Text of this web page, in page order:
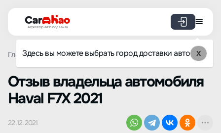
Агрегатор авто под заказ
Здесь вы можете выбрать город доставки авто X
Главная Отзывы Haval F7X Просмотр отзыва
Oтзыв владельца автомобиля
Haval F7X 2021
22.12.2021